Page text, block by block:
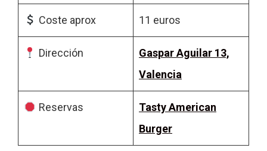
Coste aprox 11 euros
Dirección
Gaspar Aguilar 13,
Valencia
Reservas
Tasty American
Burger